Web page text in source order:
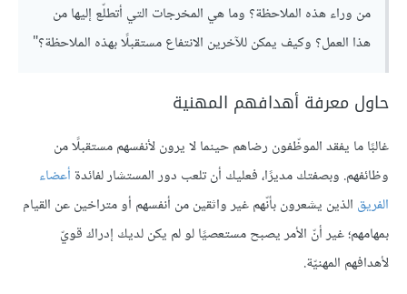
من وراء هذه الملاحظة؟ وما هي المخرجات التي أتطلّع إليها من
هذا العمل؟ وكيف يمكن للآخرين الانتفاع مستقبلًا بهذه الملاحظة؟"
‏حاول معرفة أهدافهم المهنية
غالبًا ما يفقد الموظّفون رضاهم حينما لا يرون لأنفسهم مستقبلًا من
وظائفهم. وبصفتك مديرًا، فعليك أن تلعب دور المستشار لفائدة أعضاء
الفريق الذين يشعرون بأنّهم غير واثقين من أنفسهم أو متراخين عن القيام
بمهامهم؛ غير أنّ الأمر يصبح مستعصيًا لو لم يكن لديك إدراك قويّ
لأهدافهم المهنيّة.